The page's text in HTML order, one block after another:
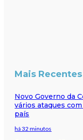
Mais Recentes
Novo Governo da
vários ataques
país
há 32 minutos